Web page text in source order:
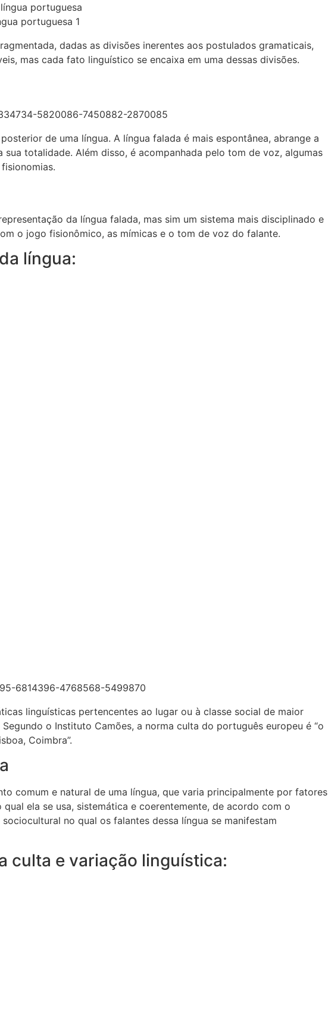
portuguesa 1
dadas as divisões inerentes aos postulados gramaticais,
mas cada fato linguístico se encaixa em uma dessas divisões.
de uma língua. A língua falada é mais espontânea, abrange a
totalidade. Além disso, é acompanhada pelo tom de voz, algumas
da língua falada, mas sim um sistema mais disciplinado e
o jogo fisionômico, as mímicas e o tom de voz do falante.
língua:
linguísticas pertencentes ao lugar ou à classe social de maior
o Instituto Camões, a norma culta do português europeu é “o
Coimbra”.
comum e natural de uma língua, que varia principalmente por fatores
ela se usa, sistemática e coerentemente, de acordo com o
no qual os falantes dessa língua se manifestam
culta e variação linguística: